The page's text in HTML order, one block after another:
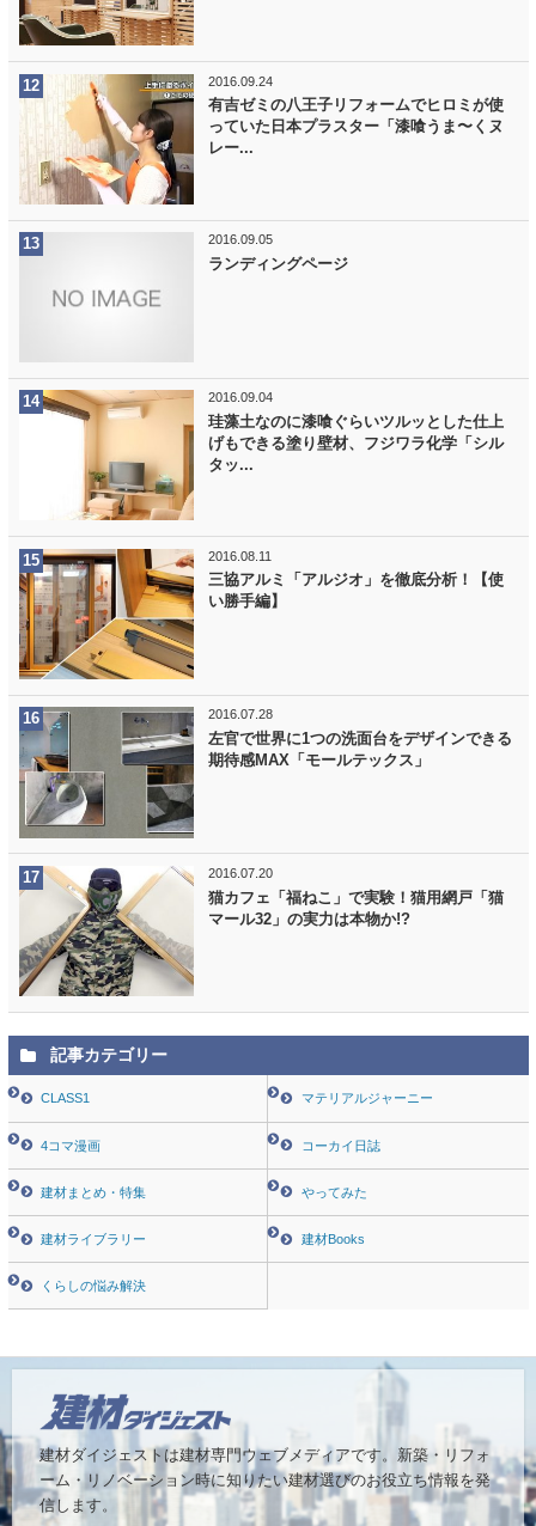
2016.09.24
有吉ゼミの八王子リフォームでヒロミが使
っていた日本プラスター「漆喰うま〜くヌ
レー...
2016.09.05
ランディングページ
2016.09.04
珪藻土なのに漆喰ぐらいツルッとした仕上
げもできる塗り壁材、フジワラ化学「シル
タッ...
2016.08.11
三協アルミ「アルジオ」を徹底分析！【使
い勝手編】
2016.07.28
左官で世界に1つの洗面台をデザインできる
期待感MAX「モールテックス」
2016.07.20
猫カフェ「福ねこ」で実験！猫用網戸「猫
マール32」の実力は本物か!?
記事カテゴリー
CLASS1 マテリアルジャーニー
4コマ漫画 コーカイ日誌
建材まとめ・特集 やってみた
建材ライブラリー 建材Books
くらしの悩み解決
建材ダイジェストは建材専門ウェブメディアです。 新築・リフォ
ーム・リノベーション時に知りたい建材選びのお役立ち情報を発
信します。